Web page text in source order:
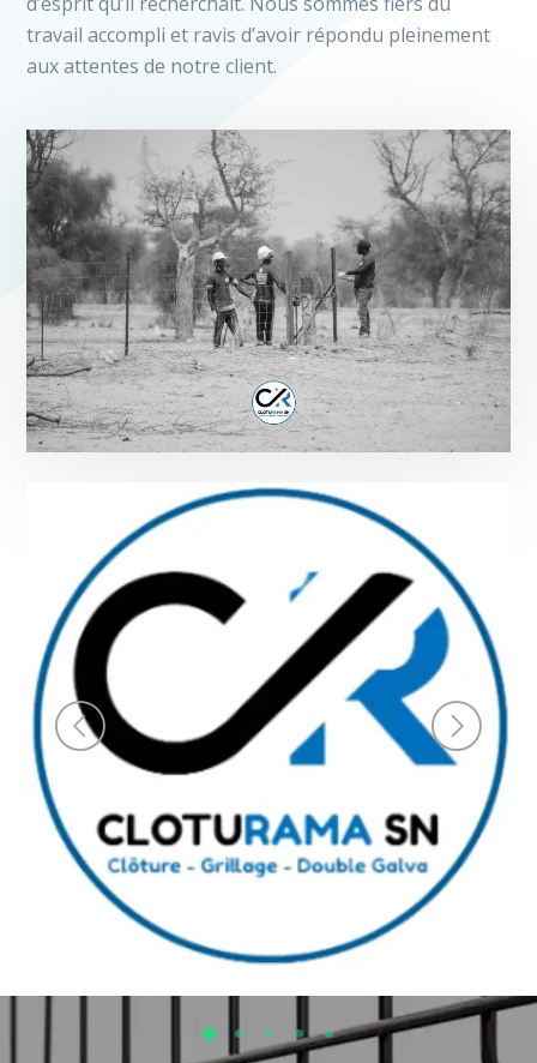
travail accompli et ravis d’avoir répondu pleinement
aux attentes de notre client.